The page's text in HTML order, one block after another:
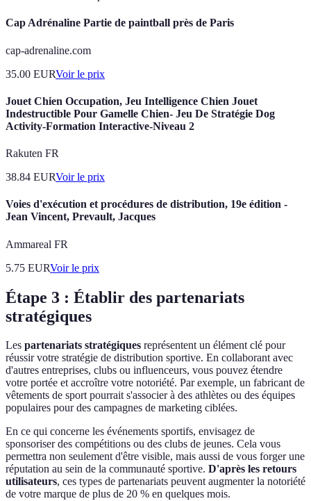
Cap Adrénaline Partie de paintball près de Paris
cap-adrenaline.com
35.00 EURVoir le prix
Jouet Chien Occupation, Jeu Intelligence Chien Jouet
Indestructible Pour Gamelle Chien- Jeu De Stratégie Dog
Activity-Formation Interactive-Niveau 2
Rakuten FR
38.84 EURVoir le prix
Voies d'exécution et procédures de distribution, 19e édition -
Jean Vincent, Prevault, Jacques
Ammareal FR
5.75 EURVoir le prix
Étape 3 : Établir des partenariats
stratégiques
Les partenariats stratégiques représentent un élément clé pour
réussir votre stratégie de distribution sportive. En collaborant avec
d'autres entreprises, clubs ou influenceurs, vous pouvez étendre
votre portée et accroître votre notoriété. Par exemple, un fabricant de
vêtements de sport pourrait s'associer à des athlètes ou des équipes
populaires pour des campagnes de marketing ciblées.
En ce qui concerne les événements sportifs, envisagez de
sponsoriser des compétitions ou des clubs de jeunes. Cela vous
permettra non seulement d'être visible, mais aussi de vous forger une
réputation au sein de la communauté sportive. D'après les retours
utilisateurs, ces types de partenariats peuvent augmenter la notoriété
de votre marque de plus de 20 % en quelques mois.